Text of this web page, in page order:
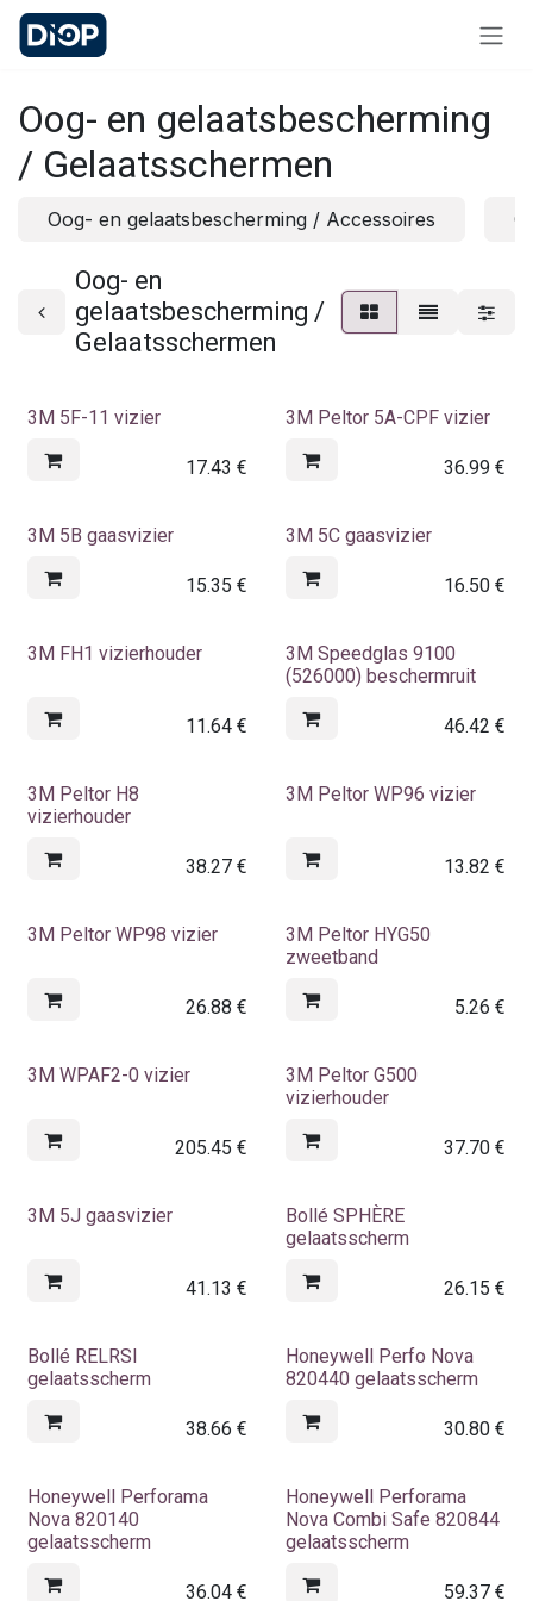
Skip to Content
Oog- en gelaatsbescherming
/ Gelaatsschermen
Oog- en gelaatsbescherming / Accessoires
Oog- en
gelaatsbescherming /
Gelaatsschermen
3M 5F-11 vizier
17.43 €
3M Peltor 5A-CPF vizier
36.99€
3M 5B gaasvizier
15.35 €
3M 5C gaasvizier
16.50€
3M FH1 vizierhouder
11.64€
3M Speedglas 9100
(526000) beschermruit
46.42 €
3M Peltor H8
vizierhouder
38.27€
3M Peltor WP96 vizier
13.82 €
3M Peltor WP98 vizier
26.88 €
3M Peltor HYG50
zweetband
5.26 €
3M WPAF2-0 vizier
205.45 €
3M Peltor G500
vizierhouder
37.70€
3M 5J gaasvizier
41.13 €
Bollé SPHÈRE
gelaatsscherm
26.15 €
Bollé RELRSI
gelaatsscherm
38.66 €
Honeywell Perfo Nova
820440 gelaatsscherm
30.80€
Honeywell Perforama
Nova 820140
gelaatsscherm
36.04€
Honeywell Perforama
Nova Combi Safe 820844
gelaatsscherm
59.37€